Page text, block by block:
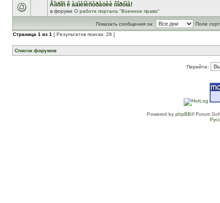
Âîïðîñ ê àäìèíèñòðàöèè ôîðóìà!
в форуме О работе портала "Военное право"
Показать сообщения за:
Поле
Страница 1 из 1 [ Результатов поиска: 28 ]
Список форумов
Перейти:
Powered by phpBB® Forum